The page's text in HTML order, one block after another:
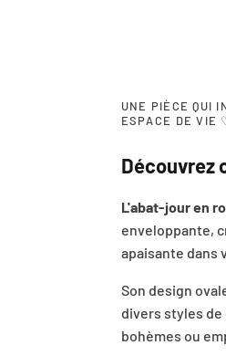
UNE PIÈCE QUI
ESPACE DE VIE
Découvrez
L'abat-jour en
enveloppante,
apaisante dans
Son design
divers styles
bohèmes ou